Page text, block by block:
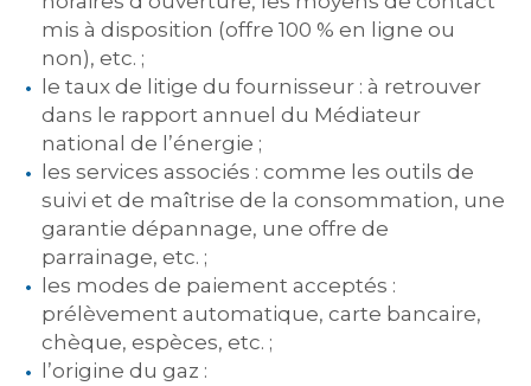
mis à disposition (offre 100 % en ligne ou
non), etc. ;
le taux de litige du fournisseur : à retrouver
dans le rapport annuel du Médiateur
national de l’énergie ;
les services associés : comme les outils de
suivi et de maîtrise de la consommation, une
garantie dépannage, une offre de
parrainage, etc. ;
les modes de paiement acceptés :
prélèvement automatique, carte bancaire,
chèque, espèces, etc. ;
l’origine du gaz :